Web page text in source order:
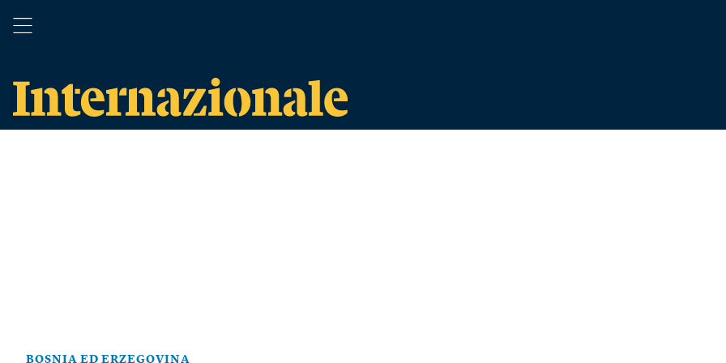
BOSNIA ED ERZEGOVINA